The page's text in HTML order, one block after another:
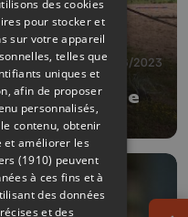
30/06/2023
fermes ce
des cookies
pour stocker et
sur votre appareil
telles que
uniques et
afin de proposer
personnalisés,
contenu, obtenir
et améliorer les
(1910) peuvent
à ces fins et à
des données
et des